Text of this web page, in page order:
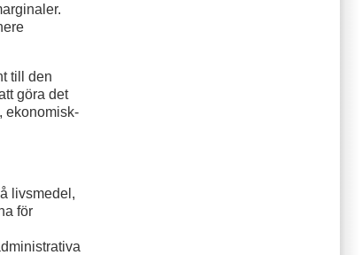
till den
göra det
ekonomisk-
livsmedel,
för